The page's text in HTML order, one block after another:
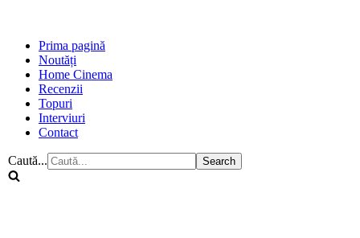
Prima pagină
Noutăți
Home Cinema
Recenzii
Topuri
Interviuri
Contact
Caută...